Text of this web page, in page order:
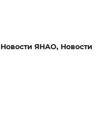
Новости ЯНАО, Новости